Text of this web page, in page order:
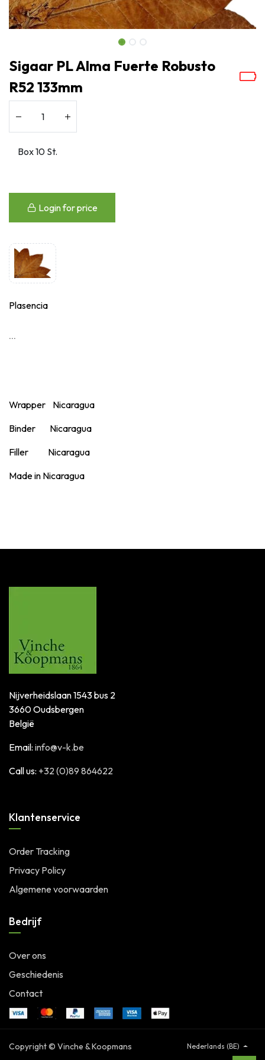
Sigaar PL Alma Fuerte Robusto
R52 133mm
Login for price
Plasencia
...
Wrapper Nicaragua
Binder Nicaragua
Filler Nicaragua
Made in Nicaragua
Nijverheidslaan 1543 bus 2
3660 Oudsbergen
België
Email: info@v-k.be
Call us: +32 (0)89 864622
Klantenservice
Order Tracking
Privacy Policy
Algemene voorwaarden
Bedrijf
Over ons
Geschiedenis
Contact
Copyright © Vinche & Koopmans Nederlands (BE)